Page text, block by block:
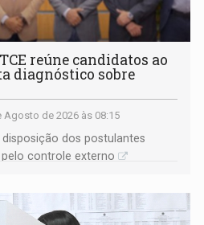
reúne candidatos ao
diagnóstico sobre
Agosto de 2026 às 08:15
dos postulantes
controle externo